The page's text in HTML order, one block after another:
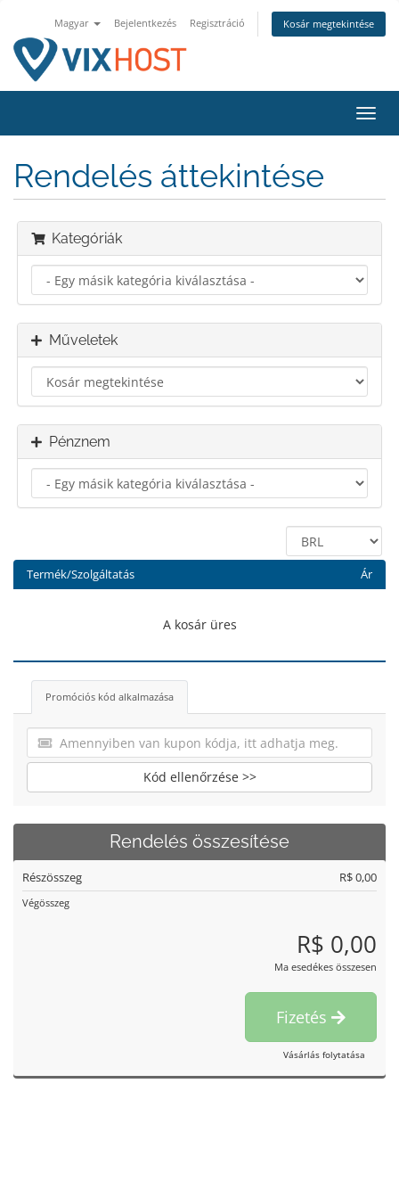
Magyar Bejelentkezés Regisztráció Kosár megtekintése
a
Rendelés áttekintése
Kategóriák
Műveletek
Pénznem
Termék/Szolgáltatás Ár
A kosár üres
Promóciós kód alkalmazása
Kód ellenőrzése >>
Rendelés összesítése
Részösszeg R$ 0,00
Végösszeg
R$ 0,00
Ma esedékes összesen
Fizetés
Vásárlás folytatása